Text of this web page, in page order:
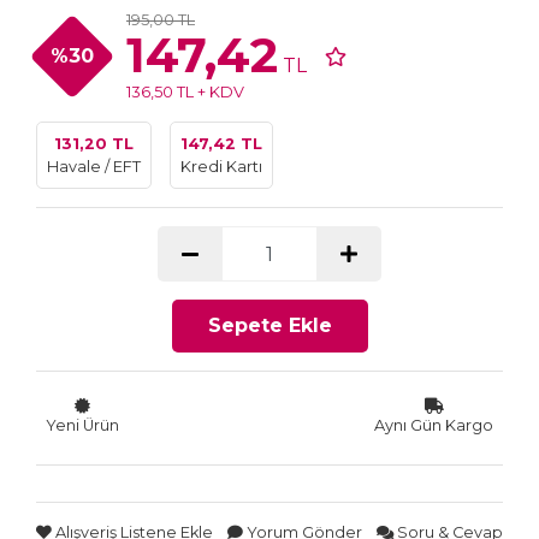
%30
195,00 TL
147,42 TL
136,50 TL + KDV
131,20 TL
Havale / EFT
147,42 TL
Kredi Kartı
Sepete Ekle
Yeni Ürün Aynı Gün Kargo
Alışveriş Listene Ekle Yorum Gönder Soru & Cevap